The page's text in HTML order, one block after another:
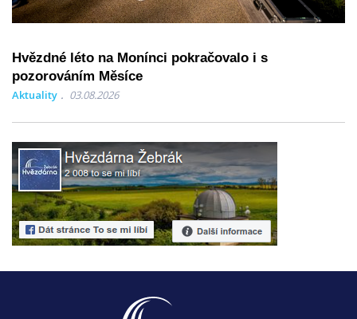
Hvězdné léto na Monínci pokračovalo i s
pozorováním Měsíce
Aktuality 03.08.2026